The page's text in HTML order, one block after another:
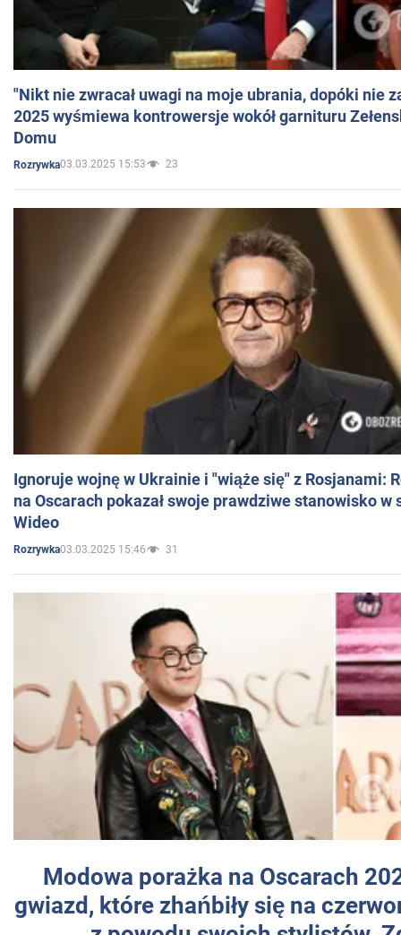
"Nikt nie zwracał uwagi na moje ubrania, dopóki nie
2025 wyśmiewa kontrowersje wokół garnituru
Domu
Rozrywka03.03.2025 15:53 23
Ignoruje wojnę w Ukrainie i "wiąże się" z Rosjanami:
na Oscarach pokazał swoje prawdziwe stanowisko w
Wideo
Rozrywka03.03.2025 15:46 31
Modowa porażka na Oscarach
gwiazd, które zhańbiły się na